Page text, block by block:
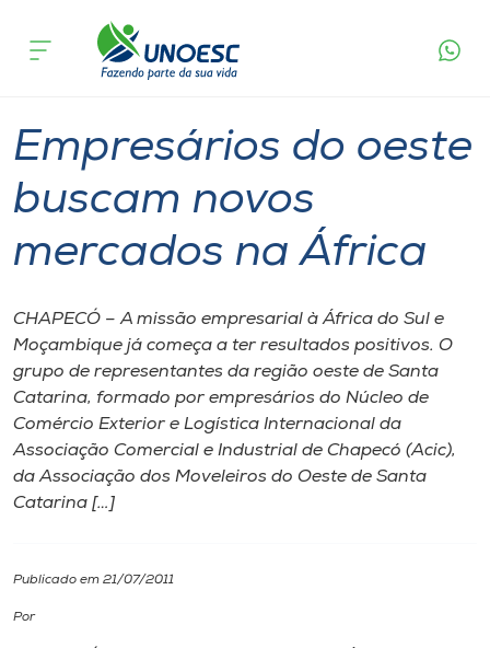
Cursos
Pesquisa
Atendimento ao Estudante
Portal de Ensino
A
Internacionalização
acontece
Empresários do oeste
buscam novos
mercados na África
CHAPECÓ – A missão empresarial à África do Sul e
Moçambique já começa a ter resultados positivos. O
grupo de representantes da região oeste de Santa
Catarina, formado por empresários do Núcleo de
Comércio Exterior e Logística Internacional da
Associação Comercial e Industrial de Chapecó (Acic),
da Associação dos Moveleiros do Oeste de Santa
Catarina […]
Publicado em 21/07/2011
Por